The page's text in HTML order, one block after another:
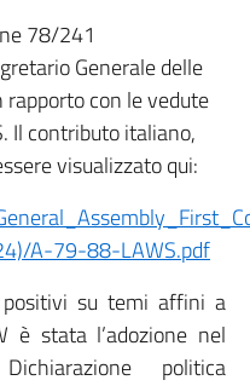
78/241
Generale delle
con le vedute
Il contributo italiano,
visualizzato qui:
A-79-88-LAWS.pdf
su temi affini a
è stata l’adozione nel
politica